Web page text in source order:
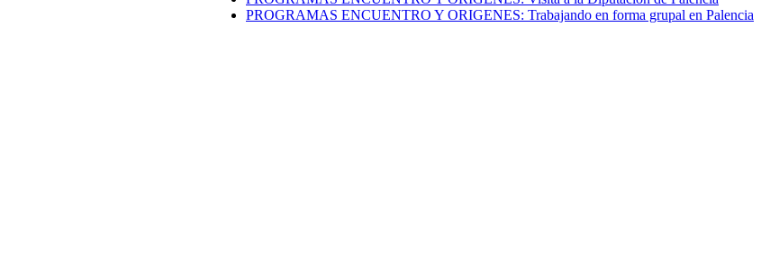
PROGRAMAS ENCUENTRO Y ORIGENES: Trabajando en forma grupal en Palencia